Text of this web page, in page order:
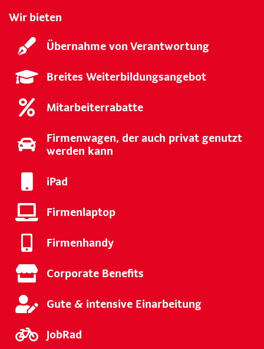
Wir bieten
Übernahme von Verantwortung
Breites Weiterbildungsangebot
Mitarbeiterrabatte
Firmenwagen, der auch privat genutzt
werden kann
iPad
Firmenlaptop
Firmenhandy
Corporate Benefits
Gute & intensive Einarbeitung
JobRad